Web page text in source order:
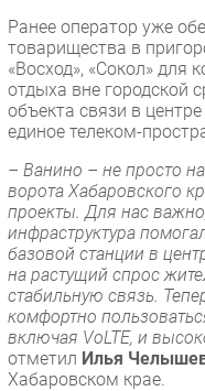
Каталог компаний
Ранее оператор уже
товарищества в
«Восход», «Сокол» для
отдыха вне городской
объекта связи в
единое телеком-
– Ванино – не просто
ворота Хабаровского
проекты. Для нас
инфраструктура
базовой станции в
на растущий спрос
стабильную связь.
комфортно
включая VoLTE, и
отметил Илья
Хабаровском крае.